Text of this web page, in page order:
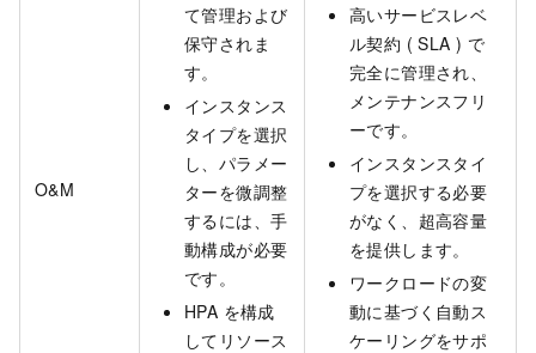
O&M
て管理および
保守されま
す。
インスタンス
タイプを選択
し、パラメー
ターを微調整
するには、手
動構成が必要
です。
HPA を構成
してリソース
高いサービスレベ
ル契約 ( SLA ) で
完全に管理され、
メンテナンスフリ
ーです。
インスタンスタイ
プを選択する必要
がなく、超高容量
を提供します。
ワークロードの変
動に基づく自動ス
ケーリングをサポ